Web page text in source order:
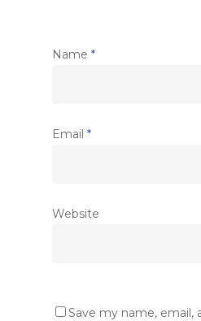
Name *
Email *
Website
Save my name, email,